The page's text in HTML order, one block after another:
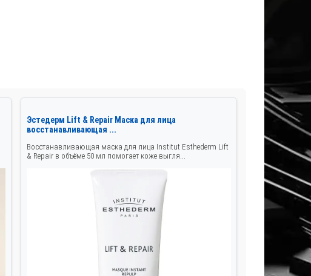
Эстедерм Lift & Repair Маска для лица
восстанавливающая ...
Восстанавливающая маска для лица Institut Esthederm Lift
& Repair в объёме 50 мл помогает коже выгля...